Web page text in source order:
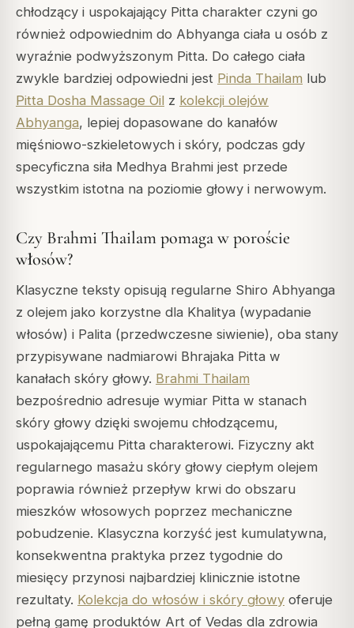
chłodzący i uspokajający Pitta charakter czyni go
również odpowiednim do Abhyanga ciała u osób z
wyraźnie podwyższonym Pitta. Do całego ciała
zwykle bardziej odpowiedni jest Pinda Thailam lub
Pitta Dosha Massage Oil z kolekcji olejów
Abhyanga, lepiej dopasowane do kanałów
mięśniowo-szkieletowych i skóry, podczas gdy
specyficzna siła Medhya Brahmi jest przede
wszystkim istotna na poziomie głowy i nerwowym.
Czy Brahmi Thailam pomaga w poroście
włosów?
Klasyczne teksty opisują regularne Shiro Abhyanga
z olejem jako korzystne dla Khalitya (wypadanie
włosów) i Palita (przedwczesne siwienie), oba stany
przypisywane nadmiarowi Bhrajaka Pitta w
kanałach skóry głowy. Brahmi Thailam
bezpośrednio adresuje wymiar Pitta w stanach
skóry głowy dzięki swojemu chłodzącemu,
uspokajającemu Pitta charakterowi. Fizyczny akt
regularnego masażu skóry głowy ciepłym olejem
poprawia również przepływ krwi do obszaru
mieszków włosowych poprzez mechaniczne
pobudzenie. Klasyczna korzyść jest kumulatywna,
konsekwentna praktyka przez tygodnie do
miesięcy przynosi najbardziej klinicznie istotne
rezultaty. Kolekcja do włosów i skóry głowy oferuje
pełną gamę produktów Art of Vedas dla zdrowia